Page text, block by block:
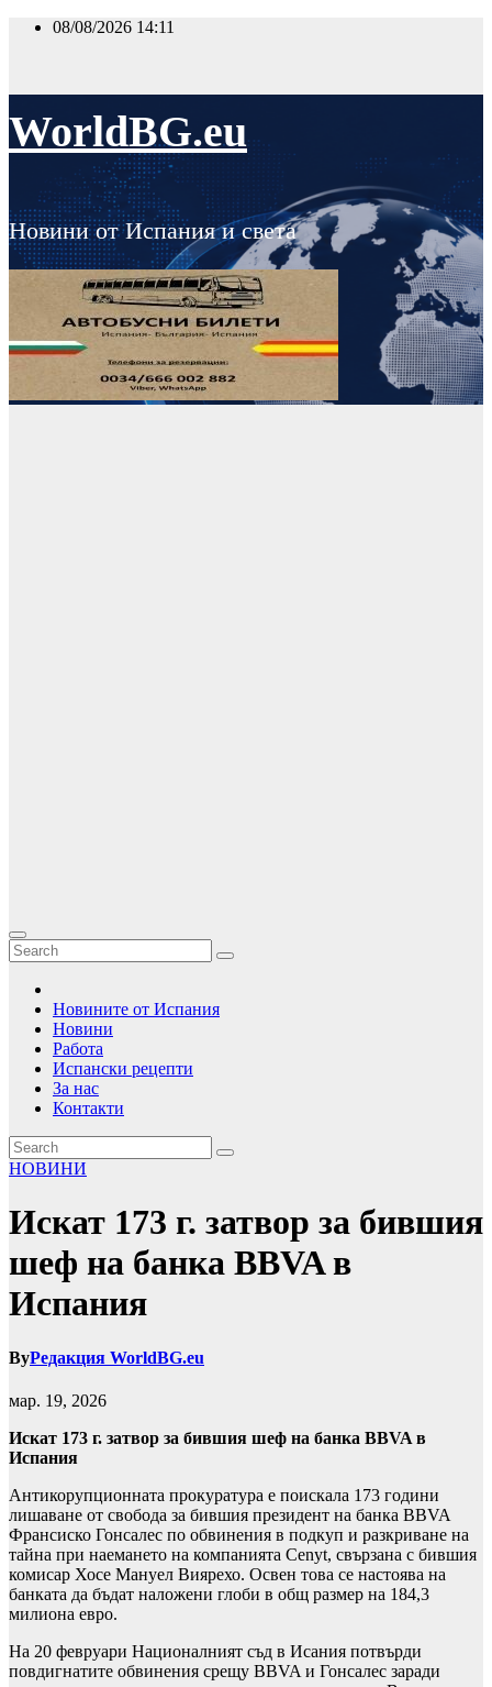
Skip
08/08/2026 14:11
WorldBG.eu
Новини от Испания и света
Новините от Испания
Новини
Работа
Испански рецепти
За нас
Контакти
НОВИНИ
Искат 173 г. затвор за бившия
шеф на банка BBVA в
Испания
ByРедакция WorldBG.eu
мар. 19, 2026
Искат 173 г. затвор за бившия шеф на банка BBVA в
Испания
Антикорупционната прокуратура е поискала 173 години
лишаване от свобода за бившия президент на банка BBVA
Франсиско Гонсалес по обвинения в подкуп и разкриване на
тайна при наемането на компанията Cenyt, свързана с бившия
комисар Хосе Мануел Виярехо. Освен това се настоява на
банката да бъдат наложени глоби в общ размер на 184,3
милиона евро.
На 20 февруари Националният съд в Исания потвърди
повдигнатите обвинения срещу BBVA и Гонсалес заради